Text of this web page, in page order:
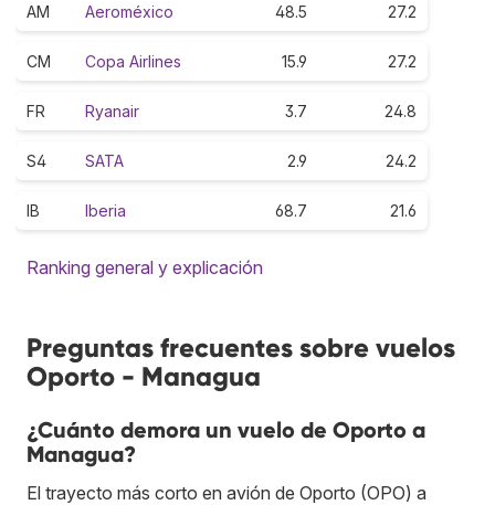
AM Aeroméxico 48.5 27.2
CM Copa Airlines 15.9 27.2
FR Ryanair 3.7 24.8
S4 SATA 2.9 24.2
IB Iberia 68.7 21.6
Ranking general y explicación
Preguntas frecuentes sobre vuelos
Oporto - Managua
¿Cuánto demora un vuelo de Oporto a
Managua?
El trayecto más corto en avión de Oporto (OPO) a